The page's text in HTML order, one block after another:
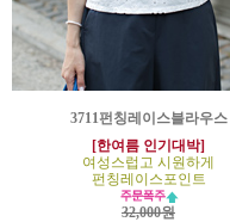
3711펀칭레이스블라우스
[한여름 인기대박]
여성스럽고 시원하게
펀칭레이스포인트
32,000원